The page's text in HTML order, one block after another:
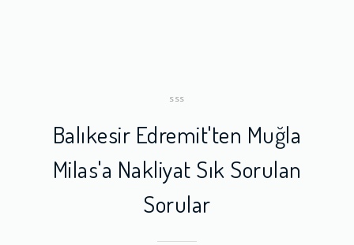
SSS
Balıkesir Edremit'ten Muğla
Milas'a Nakliyat Sık Sorulan
Sorular